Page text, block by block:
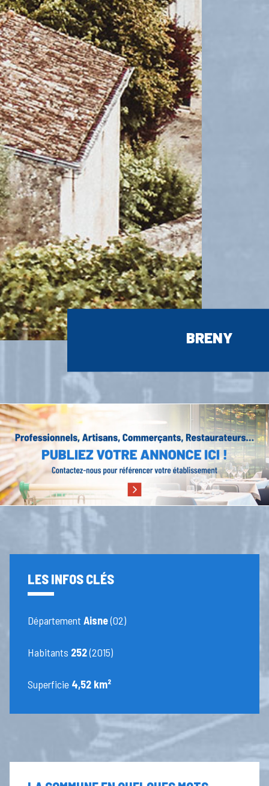
BRENY
LES INFOS CLÉS
DépartementAisne(02)
Habitants 252(2015)
Superficie 4,52 km²